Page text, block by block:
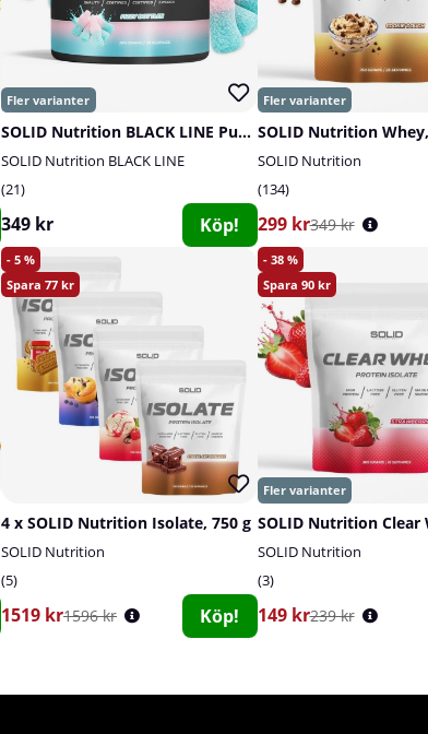
SOLID Nutrition BLACK LINE Pump, 360 g
SOLID Nutrition BLACK LINE
21
349 kr Köp!
SOLID Nutrition
SOLID Nutrition
134
299 kr349 kr
5
77
4 x SOLID Nutrition Isolate, 750 g
SOLID Nutrition
5
1519 kr1596 kr Köp!
38
90
SOLID Nutrition
3
149 kr239 kr